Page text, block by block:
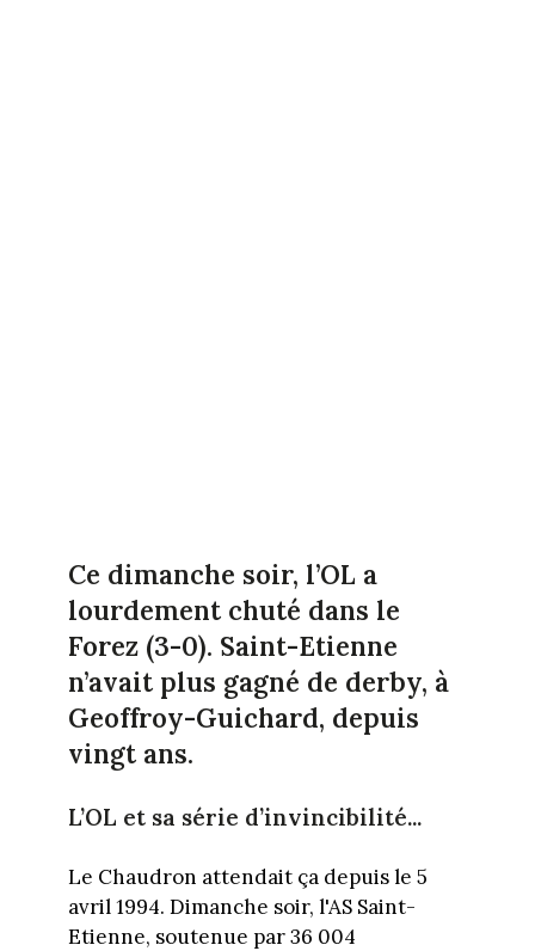
Ce dimanche soir, l’OL a
lourdement chuté dans le
Forez (3-0). Saint-Etienne
n’avait plus gagné de derby, à
Geoffroy-Guichard, depuis
vingt ans.
L’OL et sa série d’invincibilité...
Le Chaudron attendait ça depuis le 5
avril 1994. Dimanche soir, l'AS Saint-
Etienne, soutenue par 36 004